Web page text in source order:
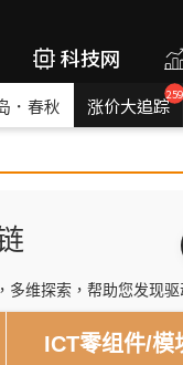
科技网
．春秋 涨价大追踪259
多维探索，帮助您发现
ICT零组件/模